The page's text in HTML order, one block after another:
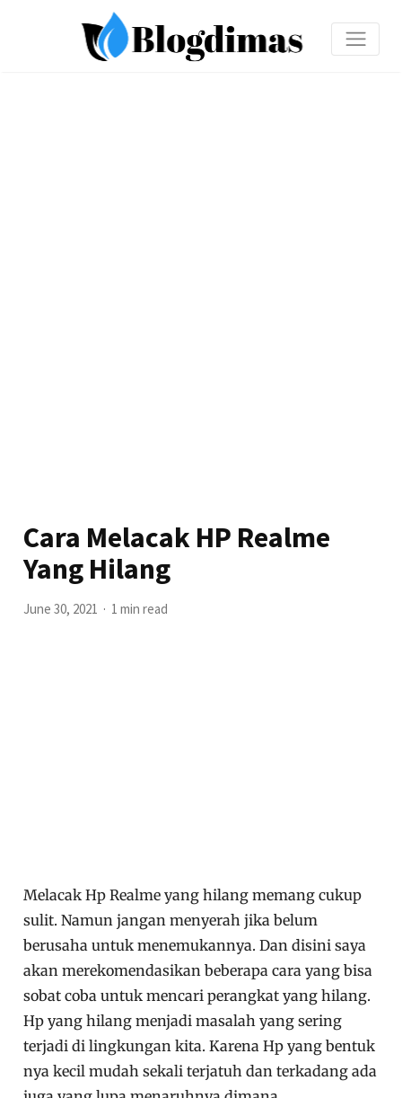
Cara Melacak HP Realme
Yang Hilang
June 30, 2021 1 min read
Melacak Hp Realme yang hilang memang cukup
sulit. Namun jangan menyerah jika belum
berusaha untuk menemukannya. Dan disini saya
akan merekomendasikan beberapa cara yang bisa
sobat coba untuk mencari perangkat yang hilang.
Hp yang hilang menjadi masalah yang sering
terjadi di lingkungan kita. Karena Hp yang bentuk
nya kecil mudah sekali terjatuh dan terkadang ada